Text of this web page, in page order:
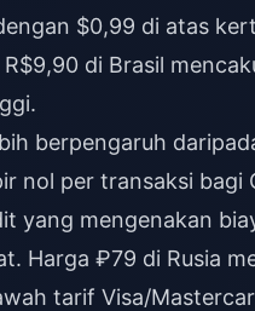
$0,99 di atas
di Brasil
berpengaruh
nol per transaksi bagi
yang mengenakan
Harga ₽79 di Rusia
tarif Visa/